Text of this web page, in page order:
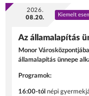
2026.
08.20.
Kiemelt
Az államalapítás
Monor
államalapítás ünnepe
Programok:
16:00-tól népi